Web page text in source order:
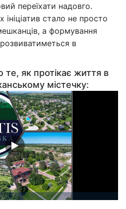
переїхати надовго.
стало не просто
а формування
розвиватиметься в
те, як протікає життя в
містечку: